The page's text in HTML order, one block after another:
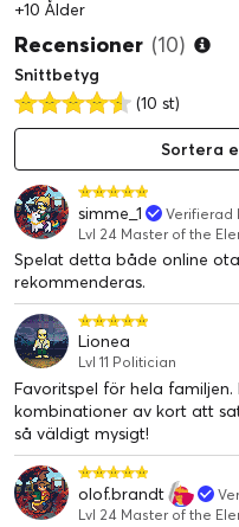
+10 Ålder
Recensioner (10)
Snittbetyg
(10 st)
Sortera
simme_1
Verifierad
Lvl 24 Master of the
Spelat detta både online
rekommenderas.
Lionea
Lvl 11 Politician
Favoritspel för hela
kombinationer av kort att
så väldigt mysigt!
olof.brandt
Lvl 24 Master of the